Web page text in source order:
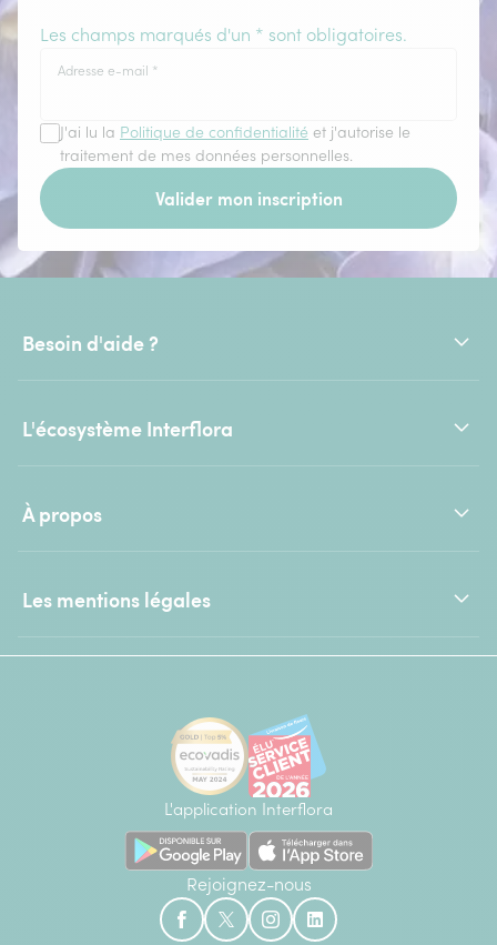
Les champs marqués d'un * sont obligatoires.
Adresse e-mail *
J'ai lu la Politique de confidentialité et j'autorise le
traitement de mes données personnelles.
Valider mon inscription
Besoin d'aide ?
L'écosystème Interflora
À propos
Les mentions légales
L'application Interflora
Rejoignez-nous